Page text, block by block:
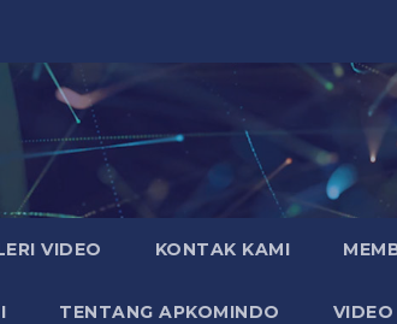
VIDEO KONTAK KAMI
TENTANG APKOMINDO